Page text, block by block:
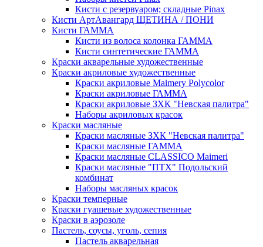
Кисти с резервуаром; складные Pinax
Кисти АртАвангард ЩЕТИНА / ПОНИ
Кисти ГАММА
Кисти из волоса колонка ГАММА
Кисти синтетические ГАММА
Краски акварельные художественные
Краски акриловые художественные
Краски акриловые Maimery Polycolor
Краски акриловые ГАММА
Краски акриловые ЗХК "Невская палитра"
Наборы акриловых красок
Краски масляные
Краски масляные ЗХК "Невская палитра"
Краски масляные ГАММА
Краски масляные CLASSICO Maimeri
Краски масляные "ПТХ" Подольский
комбинат
Наборы масляных красок
Краски темперные
Краски гуашевые художественные
Краски в аэрозоле
Пастель, соусы, уголь, сепия
Пастель акварельная